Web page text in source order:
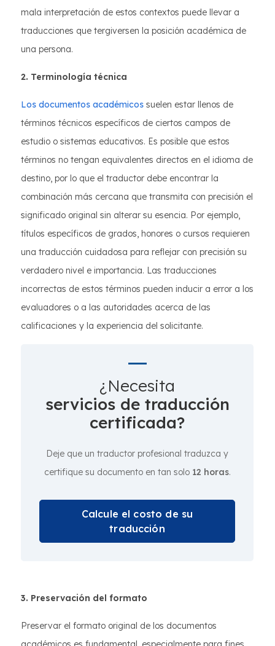
mala interpretación de estos contextos puede llevar a
traducciones que tergiversen la posición académica de
una persona.
2. Terminología técnica
Los documentos académicos suelen estar llenos de
términos técnicos específicos de ciertos campos de
estudio o sistemas educativos. Es posible que estos
términos no tengan equivalentes directos en el idioma de
destino, por lo que el traductor debe encontrar la
combinación más cercana que transmita con precisión el
significado original sin alterar su esencia. Por ejemplo,
títulos específicos de grados, honores o cursos requieren
una traducción cuidadosa para reflejar con precisión su
verdadero nivel e importancia. Las traducciones
incorrectas de estos términos pueden inducir a error a los
evaluadores o a las autoridades acerca de las
calificaciones y la experiencia del solicitante.
¿Necesita
servicios de traducción
certificada?
Deje que un traductor profesional traduzca y
certifique su documento en tan solo 12 horas.
Calcule el costo de su
traducción
3. Preservación del formato
Preservar el formato original de los documentos